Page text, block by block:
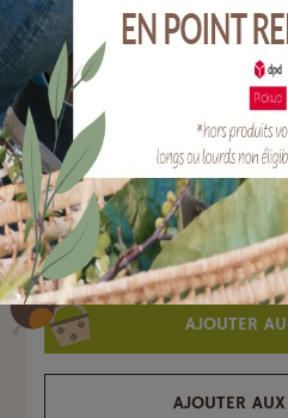
Ref :
C42/0974
EAN :3306744209745
Marque :
SOERGEN
Quantité :
AJOUTER
AJOUTER